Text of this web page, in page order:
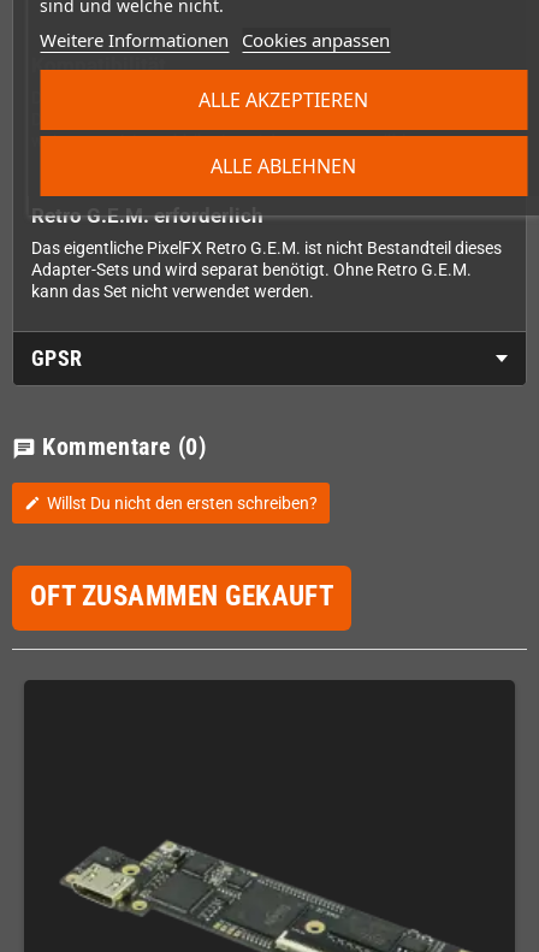
sind und welche nicht.
Weitere Informationen Cookies anpassen
ALLE ABLEHNEN
ALLE AKZEPTIEREN
Kompatibilität
Das Set ist mit allen GameCube-Platinenrevisionen kompatibel.
weiteres revisionsabhängiges Adapterset auswählen.
Retro G.E.M. erforderlich
Das eigentliche PixelFX Retro G.E.M. ist nicht Bestandteil dieses
Adapter-Sets und wird separat benötigt. Ohne Retro G.E.M.
kann das Set nicht verwendet werden.
GPSR
chat Kommentare (0)
edit Willst Du nicht den ersten schreiben?
OFT ZUSAMMEN GEKAUFT